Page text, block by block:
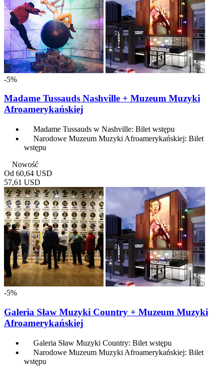
-5%
Madame Tussauds Nashville + Muzeum Muzyki
Afroamerykańskiej
Madame Tussauds w Nashville: Bilet wstępu
Narodowe Muzeum Muzyki Afroamerykańskiej: Bilet
wstępu
Nowość
Od 60,64 USD
57,61 USD
-5%
Galeria Sław Muzyki Country + Muzeum Muzyki
Afroamerykańskiej
Galeria Sław Muzyki Country: Bilet wstępu
Narodowe Muzeum Muzyki Afroamerykańskiej: Bilet
wstępu